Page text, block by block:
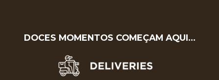
DOCES MOMENTOS COMEÇAM AQUI…